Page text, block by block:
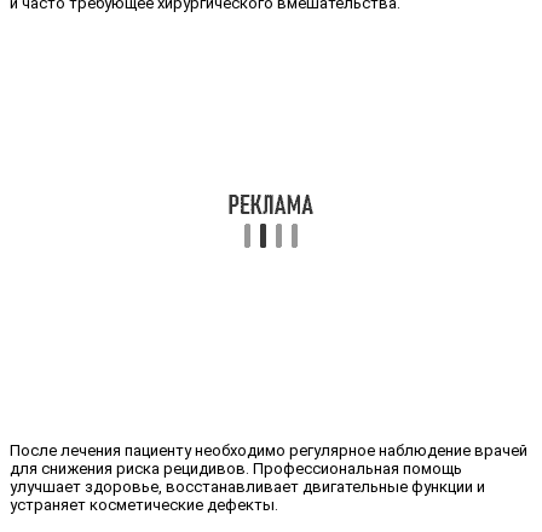
После лечения пациенту необходимо регулярное наблюдение врачей
для снижения риска рецидивов. Профессиональная помощь
улучшает здоровье, восстанавливает двигательные функции и
устраняет косметические дефекты.